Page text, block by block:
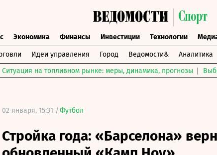
Экономика Финансы Инвестиции Технологии
Идеи управления Город Ведомости& Аналитика
Ситуация на топливном рынке: меры, динамика, прогнозы
02 января, 15:31 /Футбол
Стройка года: «Барселона»